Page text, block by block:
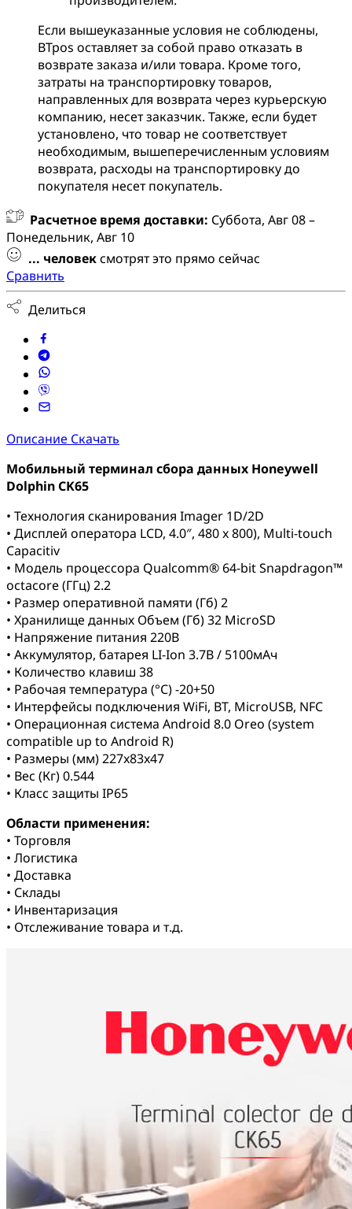
Если вышеуказанные условия не соблюдены,
BTpos оставляет за собой право отказать в
возврате заказа и/или товара. Кроме того,
затраты на транспортировку товаров,
направленных для возврата через курьерскую
компанию, несет заказчик. Также, если будет
установлено, что товар не соответствует
необходимым, вышеперечисленным условиям
возврата, расходы на транспортировку до
покупателя несет покупатель.
Расчетное время доставки: Суббота, Авг 08 –
Понедельник, Авг 10
... человексмотрят это прямо сейчас
Сравнить
Делиться
Описание Скачать
Мобильный терминал сбора данных Honeywell
Dolphin CK65
• Технология сканирования Imager 1D/2D
• Дисплей оператора LCD, 4.0″, 480 x 800), Multi-touch
Capacitiv
• Модель процессора Qualcomm® 64-bit Snapdragon™
octacore (ГГц) 2.2
• Размер оперативной памяти (Гб) 2
• Хранилище данных Объем (Гб) 32 MicroSD
• Напряжение питания 220В
• Аккумулятор, батарея LI-Ion 3.7В / 5100мАч
• Количество клавиш 38
• Рабочая температура (°C) -20+50
• Интерфейсы подключения WiFi, BT, MicroUSB, NFC
• Операционная система Android 8.0 Oreo (system
compatible up to Android R)
• Размеры (мм) 227x83x47
• Вес (Кг) 0.544
• Класс защиты IP65
Области применения:
• Торговля
• Логистика
• Доставка
• Склады
• Инвентаризация
• Отслеживание товара и т.д.